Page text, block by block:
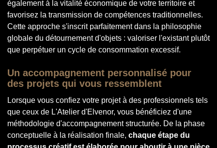
également à la vitalité économique de votre territoire et
favorisez la transmission de compétences traditionnelles.
Cette approche s'inscrit parfaitement dans la philosophie
globale du détournement d'objets : valoriser l'existant plutôt
que perpétuer un cycle de consommation excessif.
Un accompagnement personnalisé pour
des projets qui vous ressemblent
Lorsque vous confiez votre projet à des professionnels tels
que ceux de L'Atelier d'Elvenor, vous bénéficiez d'une
méthodologie d'accompagnement structurée. De la phase
conceptuelle à la réalisation finale, chaque étape du